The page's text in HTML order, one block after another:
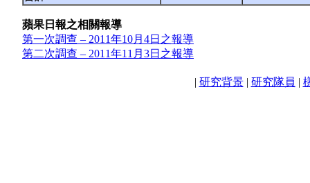
蘋果日報之相關報導
第一次調查 – 2011年10月4日之報導
第二次調查 – 2011年11月3日之報導
| 研究背景| 研究隊員 |